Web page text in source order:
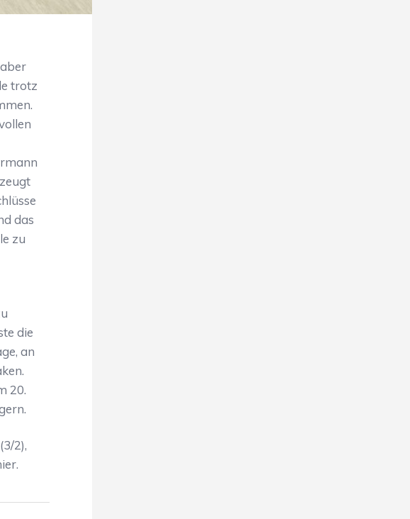
trotz
das
zu
die
an
20.
2),